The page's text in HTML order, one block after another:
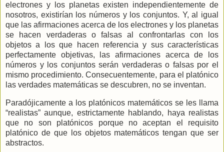
electrones y los planetas existen independientemente de
nosotros, existirían los números y los conjuntos. Y, al igual
que las afirmaciones acerca de los electrones y los planetas
se hacen verdaderas o falsas al confrontarlas con los
objetos a los que hacen referencia y sus características
perfectamente objetivas, las afirmaciones acerca de los
números y los conjuntos serán verdaderas o falsas por el
mismo procedimiento. Consecuentemente, para el platónico
las verdades matemáticas se descubren, no se inventan.
Paradójicamente a los platónicos matemáticos se les llama
“realistas” aunque, estrictamente hablando, haya realistas
que no son platónicos porque no aceptan el requisito
platónico de que los objetos matemáticos tengan que ser
abstractos.